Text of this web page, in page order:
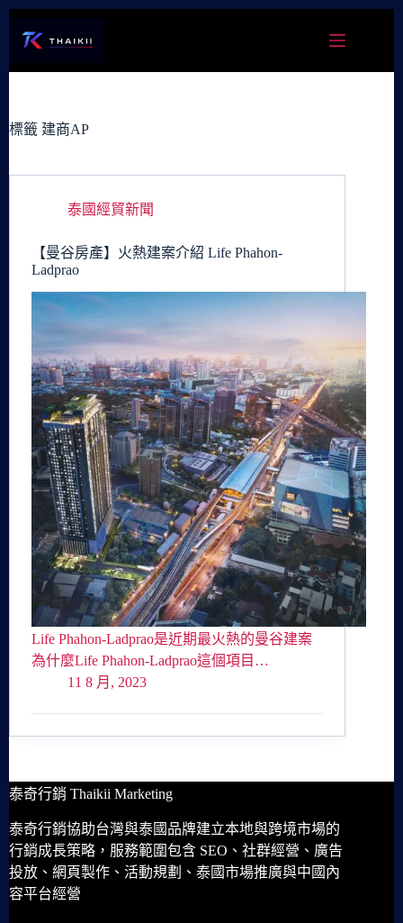
容
標籤 建商AP
泰國經貿新聞
【曼谷房產】火熱建案介紹 Life Phahon-
Ladprao
Life Phahon-Ladprao是近期最火熱的曼谷建案
為什麼Life Phahon-Ladprao這個項目…
11 8 月, 2023
泰奇行銷 Thaikii Marketing
泰奇行銷協助台灣與泰國品牌建立本地與跨境市場的
行銷成長策略，服務範圍包含 SEO、社群經營、廣告
投放、網頁製作、活動規劃、泰國市場推廣與中國內
容平台經營